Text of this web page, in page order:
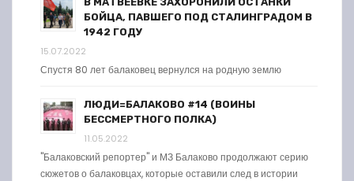
БОЙЦА, ПАВШЕГО ПОД СТАЛИНГРАДОМ В
1942 ГОДУ
15.07.2022
Спустя 80 лет балаковец вернулся на родную землю
ЛЮДИ=БАЛАКОВО #14 (ВОИНЫ
БЕССМЕРТНОГО ПОЛКА)
11.05.2022
"Балаковский репортер" и МЗ Балаково продолжают серию
сюжетов о балаковцах, которые оставили след в истории